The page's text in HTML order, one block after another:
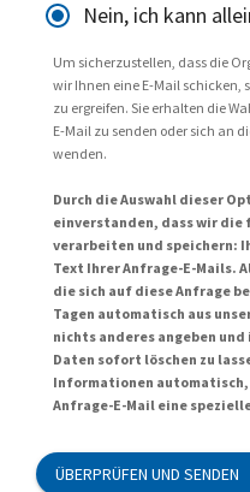
Nein, ich kann
Um sicherzustellen, dass die
wir Ihnen eine E-Mail schicken,
zu ergreifen. Sie erhalten die
E-Mail zu senden oder sich an
wenden.
Durch die Auswahl dieser
einverstanden, dass wir die
verarbeiten und speichern:
Text Ihrer Anfrage-E-Mails.
die sich auf diese Anfrage
Tagen automatisch aus
nichts anderes angeben
Daten sofort löschen zu
Informationen automatisch,
Anfrage-E-Mail eine
ÜBERPRÜFEN UND SENDEN